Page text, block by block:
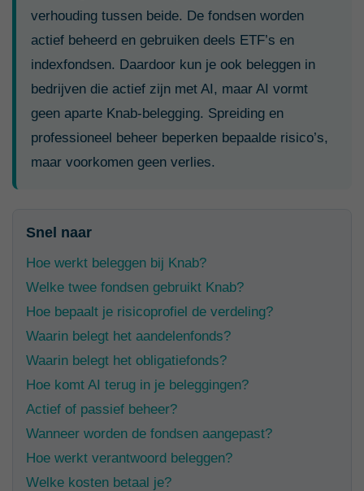
verhouding tussen beide. De fondsen worden
actief beheerd en gebruiken deels ETF’s en
indexfondsen. Daardoor kun je ook beleggen in
bedrijven die actief zijn met AI, maar AI vormt
geen aparte Knab-belegging. Spreiding en
professioneel beheer beperken bepaalde risico’s,
maar voorkomen geen verlies.
Snel naar
Hoe werkt beleggen bij Knab?
Welke twee fondsen gebruikt Knab?
Hoe bepaalt je risicoprofiel de verdeling?
Waarin belegt het aandelenfonds?
Waarin belegt het obligatiefonds?
Hoe komt AI terug in je beleggingen?
Actief of passief beheer?
Wanneer worden de fondsen aangepast?
Hoe werkt verantwoord beleggen?
Welke kosten betaal je?